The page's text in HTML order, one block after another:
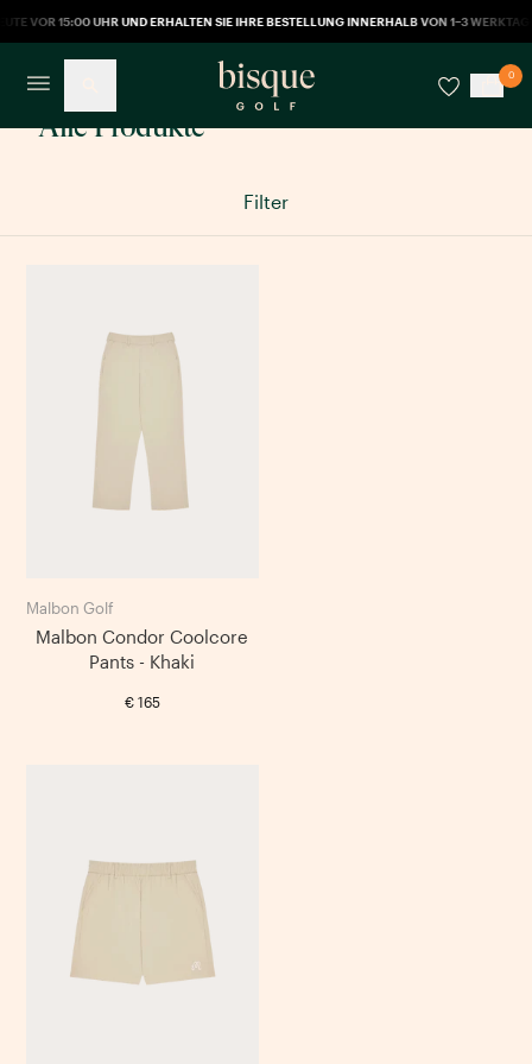
VOR 15:00 UHR UND ERHALTEN SIE IHRE BESTELLUNG INNERHALB VON 1–3
0
Alle Produkte
Filter
Malbon Golf
Malbon Condor Coolcore
Pants - Khaki
€165